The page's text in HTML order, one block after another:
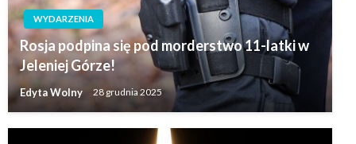
WYDARZENIA
Rosja podpina się pod morderstwo 11-latki w
Jeleniej Górze!
Edyta Wolny 28 grudnia 2025